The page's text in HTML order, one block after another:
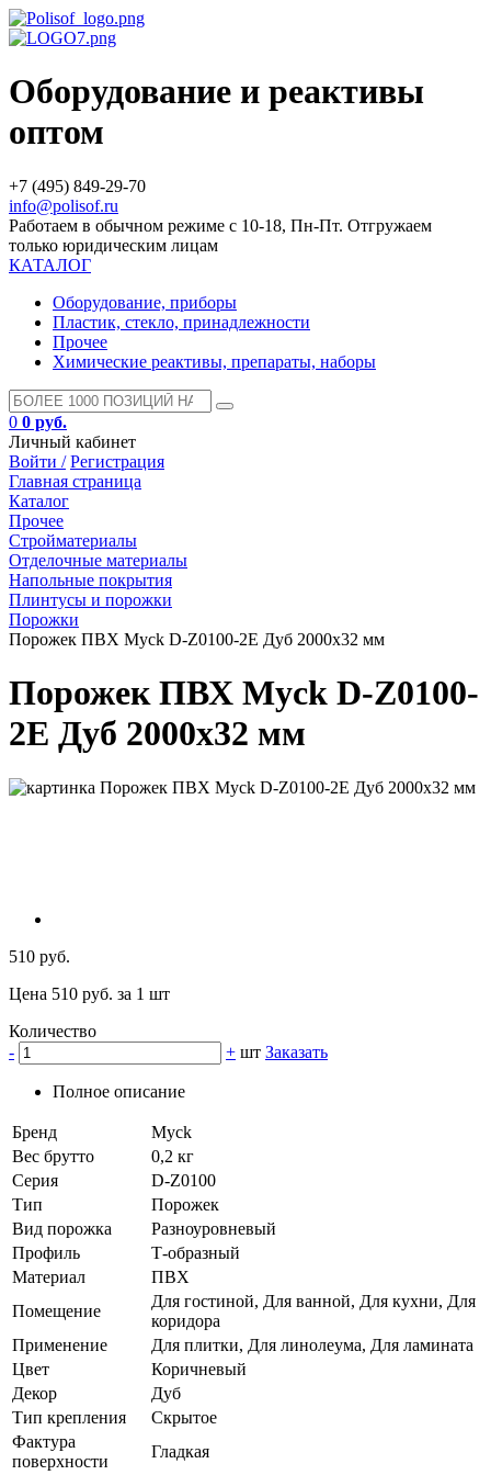
Оборудование и реактивы
оптом
+7 (495) 849-29-70
info@polisof.ru
Работаем в обычном режиме с 10-18, Пн-Пт. Отгружаем
только юридическим лицам
КАТАЛОГ
Оборудование, приборы
Пластик, стекло, принадлежности
Прочее
Химические реактивы, препараты, наборы
0 0 руб.
Личный кабинет
Войти / Регистрация
Главная страница
Каталог
Прочее
Стройматериалы
Отделочные материалы
Напольные покрытия
Плинтусы и порожки
Порожки
Порожек ПВХ Myck D-Z0100-2Е Дуб 2000х32 мм
Порожек ПВХ Myck D-Z0100-
2Е Дуб 2000х32 мм
510 руб.
Цена 510 руб. за 1 шт
Количество
-
+ шт Заказать
Полное описание
Бренд
Myck
Вес брутто
0,2 кг
Серия
D-Z0100
Тип
Порожек
Вид порожка
Разноуровневый
Профиль
Т-образный
Материал
ПВХ
Помещение
Для гостиной, Для ванной, Для кухни, Для
коридора
Применение
Для плитки, Для линолеума, Для ламината
Цвет
Коричневый
Декор
Дуб
Тип крепления
Скрытое
Фактура
поверхности
Гладкая